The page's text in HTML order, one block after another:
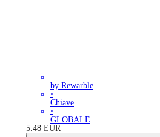
by Rewarble
•
Chiave
•
GLOBALE
5.48 EUR